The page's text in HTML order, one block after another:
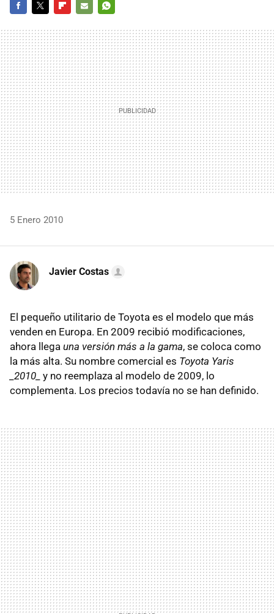
MAIL
5 Enero 2010
Javier Costas
El pequeño utilitario de Toyota es el modelo que más
venden en Europa. En 2009 recibió modificaciones,
ahora llega una versión más a la gama, se coloca como
la más alta. Su nombre comercial es Toyota Yaris
_2010_ y no reemplaza al modelo de 2009, lo
complementa. Los precios todavía no se han definido.